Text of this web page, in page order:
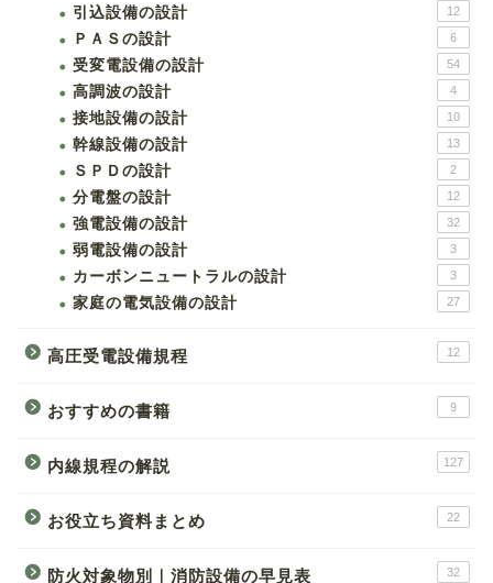
引込設備の設計 12
ＰＡＳの設計 6
受変電設備の設計 54
高調波の設計 4
接地設備の設計 10
幹線設備の設計 13
ＳＰＤの設計 2
分電盤の設計 12
強電設備の設計 32
弱電設備の設計 3
カーボンニュートラルの設計 3
家庭の電気設備の設計 27
高圧受電設備規程 12
おすすめの書籍 9
内線規程の解説 127
お役立ち資料まとめ 22
防火対象物別｜消防設備の早見表 32